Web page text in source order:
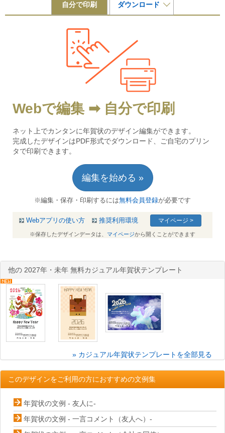
自分で印刷 ダウンロード
Webで編集 ➡ 自分で印刷
ネット上でカンタンに年賀状のデザイン編集ができます。
完成したデザインはPDF形式でダウンロード、ご自宅のプリン
タで印刷できます。
編集を始める »
※編集・保存・印刷するには無料会員登録が必要です
Webアプリの使い方 推奨利用環境 マイページ >
※保存したデザインデータは、 マイページから開くことができます
他の 2027年・未年 無料カジュアル年賀状テンプレート
» カジュアル年賀状テンプレートを全部見る
このデザインをご利用の方におすすめの文例集
年賀状の文例 - 友人に-
年賀状の文例 - 一言コメント（友人へ）-